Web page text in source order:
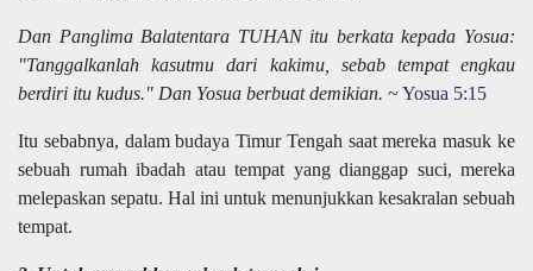
Dan Panglima Balatentara TUHAN itu berkata kepada Yosua:
"Tanggalkanlah kasutmu dari kakimu, sebab tempat engkau
berdiri itu kudus." Dan Yosua berbuat demikian. ~Yosua 5:15
Itu sebabnya, dalam budaya Timur Tengah saat mereka masuk ke
sebuah rumah ibadah atau tempat yang dianggap suci, mereka
melepaskan sepatu. Hal ini untuk menunjukkan kesakralan sebuah
tempat.